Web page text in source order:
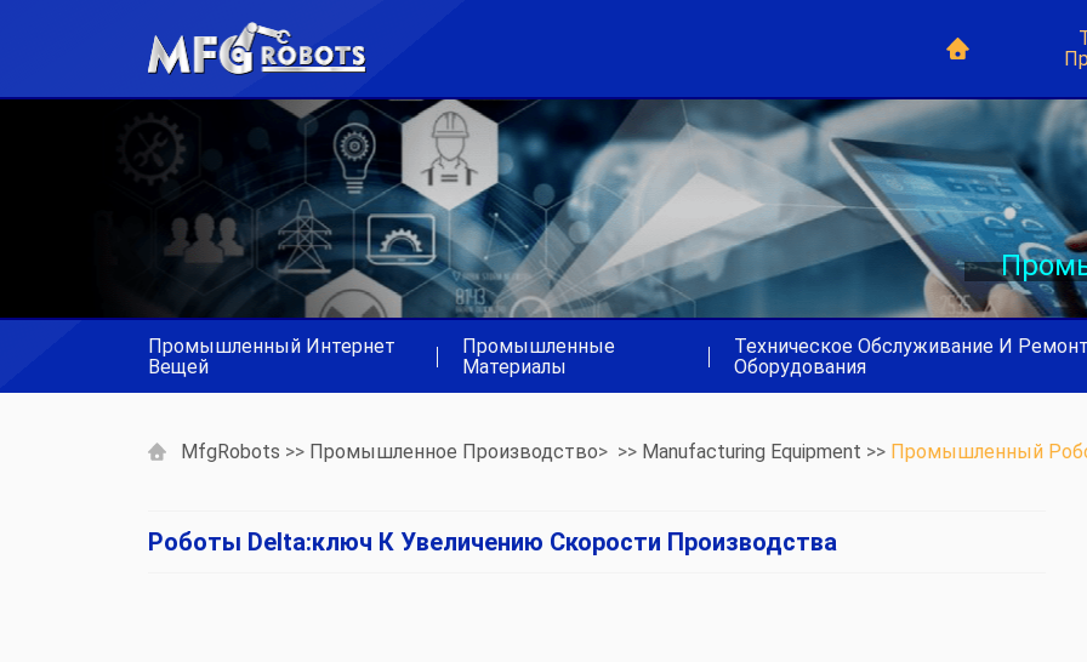
Промышленный Интернет
Вещей
Промышленные
Материалы
Техническое Обслуживание И Ремонт
Оборудования
MfgRobots >> Промышленное Производство> >> Manufacturing Equipment >> Промышленный
Роботы Delta:ключ К Увеличению Скорости Производства